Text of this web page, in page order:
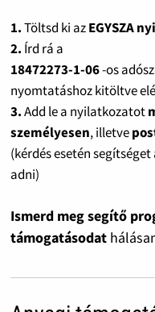
1.Töltsd ki azEGYSZA
2. Írd rá a
18472273-1-06-os
nyomtatáshoz kitöltve
3.Add le a nyilatkozatot
személyesen, illetve
(kérdés esetén
adni)
Ismerd meg segítő
támogatásodat